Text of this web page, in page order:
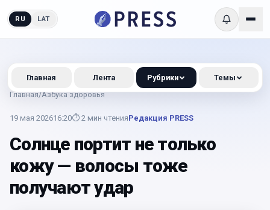
RU LAT
Главная/Азбука здоровья
19 мая 202616:20⏱ 2 мин чтенияРедакция PRESS
Солнце портит не только
кожу — волосы тоже
получают удар
Главная Лента Рубрики Темы